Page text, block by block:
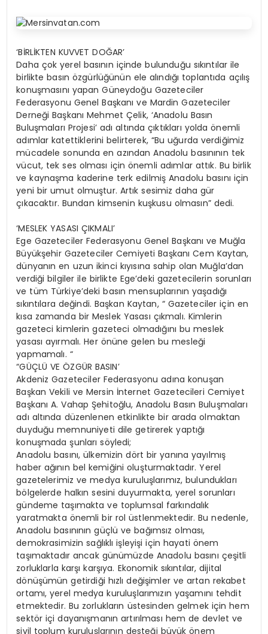
‘BİRLİKTEN KUVVET DOĞAR’
Daha çok yerel basının içinde bulunduğu sıkıntılar ile
birlikte basın özgürlüğünün ele alındığı toplantıda açılış
konuşmasını yapan Güneydoğu Gazeteciler
Federasyonu Genel Başkanı ve Mardin Gazeteciler
Derneği Başkanı Mehmet Çelik, ‘Anadolu Basın
Buluşmaları Projesi’ adı altında çıktıkları yolda önemli
adımlar katettiklerini belirterek, “Bu uğurda verdiğimiz
mücadele sonunda en azından Anadolu basınının tek
vücut, tek ses olması için önemli adımlar attık. Bu birlik
ve kaynaşma kaderine terk edilmiş Anadolu basını için
yeni bir umut olmuştur. Artık sesimiz daha gür
çıkacaktır. Bundan kimsenin kuşkusu olmasın” dedi.
‘MESLEK YASASI ÇIKMALI’
Ege Gazeteciler Federasyonu Genel Başkanı ve Muğla
Büyükşehir Gazeteciler Cemiyeti Başkanı Cem Kaytan,
dünyanın en uzun ikinci kıyısına sahip olan Muğla’dan
verdiği bilgiler ile birlikte Ege’deki gazetecilerin sorunları
ve tüm Türkiye’deki basın mensuplarının yaşadığı
sıkıntılara değindi. Başkan Kaytan, “ Gazeteciler için en
kısa zamanda bir Meslek Yasası çıkmalı. Kimlerin
gazeteci kimlerin gazeteci olmadığını bu meslek
yasası ayırmalı. Her önüne gelen bu mesleği
yapmamalı. “
“GÜÇLÜ VE ÖZGÜR BASIN’
Akdeniz Gazeteciler Federasyonu adına konuşan
Başkan Vekili ve Mersin İnternet Gazetecileri Cemiyet
Başkanı A. Vahap Şehitoğlu, Anadolu Basın Buluşmaları
adı altında düzenlenen etkinlikte bir arada olmaktan
duyduğu memnuniyeti dile getirerek yaptığı
konuşmada şunları söyledi;
Anadolu basını, ülkemizin dört bir yanına yayılmış
haber ağının bel kemiğini oluşturmaktadır. Yerel
gazetelerimiz ve medya kuruluşlarımız, bulundukları
bölgelerde halkın sesini duyurmakta, yerel sorunları
gündeme taşımakta ve toplumsal farkındalık
yaratmakta önemli bir rol üstlenmektedir. Bu nedenle,
Anadolu basınının güçlü ve bağımsız olması,
demokrasimizin sağlıklı işleyişi için hayati önem
taşımaktadır ancak günümüzde Anadolu basını çeşitli
zorluklarla karşı karşıya. Ekonomik sıkıntılar, dijital
dönüşümün getirdiği hızlı değişimler ve artan rekabet
ortamı, yerel medya kuruluşlarımızın yaşamını tehdit
etmektedir. Bu zorlukların üstesinden gelmek için hem
sektör içi dayanışmanın artırılması hem de devlet ve
sivil toplum kuruluşlarının desteği büyük önem